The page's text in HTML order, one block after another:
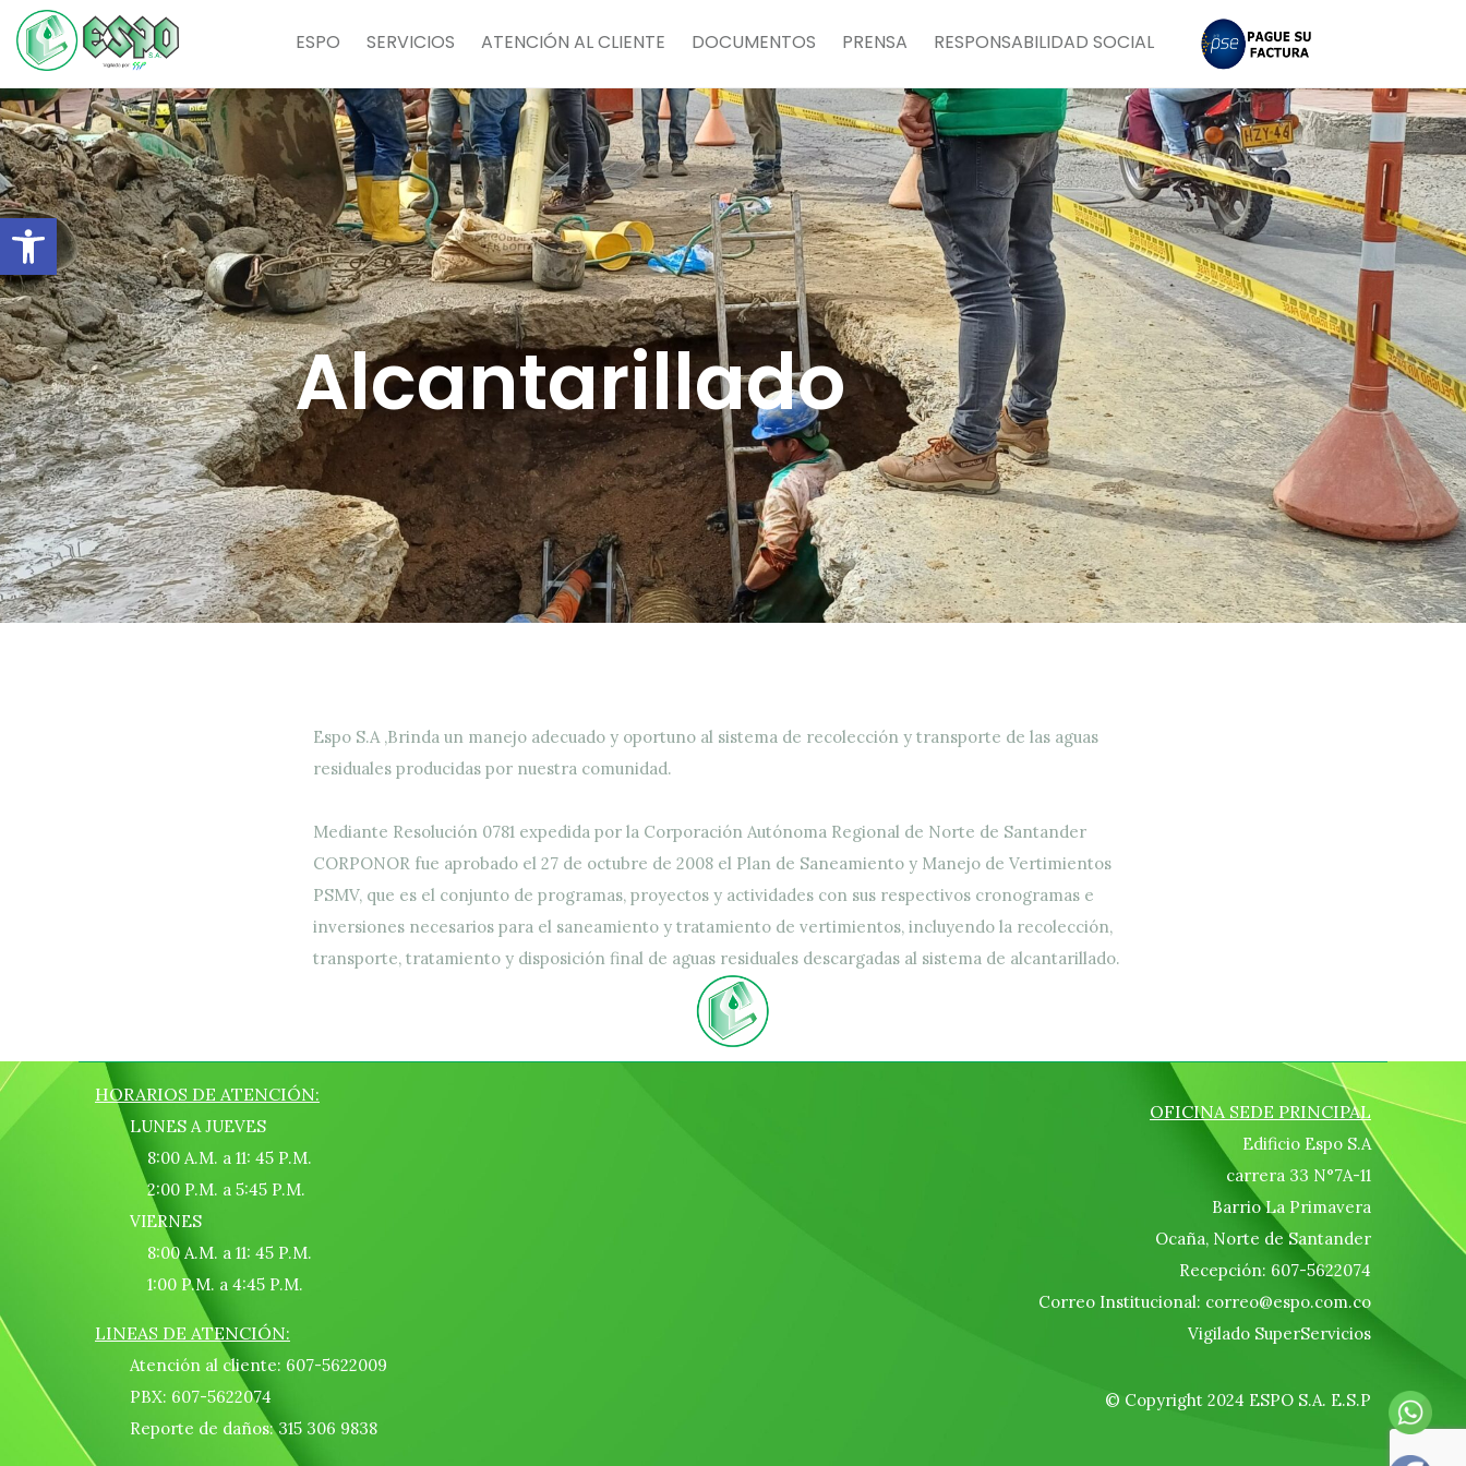
Abrir barra de herramientas
ESPO SERVICIOS ATENCIÓN AL CLIENTE DOCUMENTOS PRENSA RESPONSABILIDAD SOCIAL
Espo S.A ,Brinda un manejo adecuado y oportuno al sistema de recolección y transporte de las aguas
residuales producidas por nuestra comunidad.
Mediante Resolución 0781 expedida por la Corporación Autónoma Regional de Norte de Santander
CORPONOR fue aprobado el 27 de octubre de 2008 el Plan de Saneamiento y Manejo de Vertimientos
PSMV, que es el conjunto de programas, proyectos y actividades con sus respectivos cronogramas e
inversiones necesarios para el saneamiento y tratamiento de vertimientos, incluyendo la recolección,
transporte, tratamiento y disposición final de aguas residuales descargadas al sistema de alcantarillado.
HORARIOS DE ATENCIÓN:
LUNES A JUEVES
8:00 A.M. a 11: 45 P.M.
2:00 P.M. a 5:45 P.M.
VIERNES
8:00 A.M. a 11: 45 P.M.
1:00 P.M. a 4:45 P.M.
LINEAS DE ATENCIÓN:
Atención al cliente: 607-5622009
PBX: 607-5622074
Reporte de daños: 315 306 9838
OFICINA SEDE PRINCIPAL
Edificio Espo S.A
carrera 33 N°7A-11
Barrio La Primavera
Ocaña, Norte de Santander
Recepción: 607-5622074
Correo Institucional: correo@espo.com.co
Vigilado SuperServicios
© Copyright 2024 ESPO S.A. E.S.P